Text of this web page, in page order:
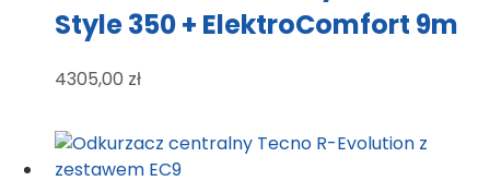
Style 350 + ElektroComfort 9m
4305,00 zł